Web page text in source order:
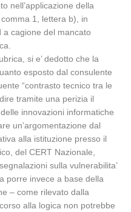
nell’applicazione della
1, lettera b), in
a cagione del mancato
si e’ dedotto che la
esposto dal consulente
“contrasto tecnico tra le
tramite una perizia il
innovazioni informatiche
un’argomentazione dal
alla istituzione presso il
del CERT Nazionale,
sulla vulnerabilita’
porre invece a base della
– come rilevato dalla
alla logica non potrebbe